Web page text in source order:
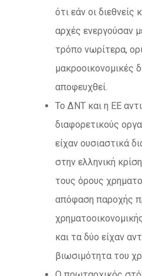
ότι εάν οι διεθνείς
αρχές ενεργούσαν
τρόπο νωρίτερα,
μακροοικονομικές
αποφευχθεί.
Το ΔΝΤ και η ΕΕ
διαφορετικούς
είχαν ουσιαστικά
στην ελληνική
τους όρους
απόφαση παροχής
και τα δύο είχαν
βιωσιμότητα του